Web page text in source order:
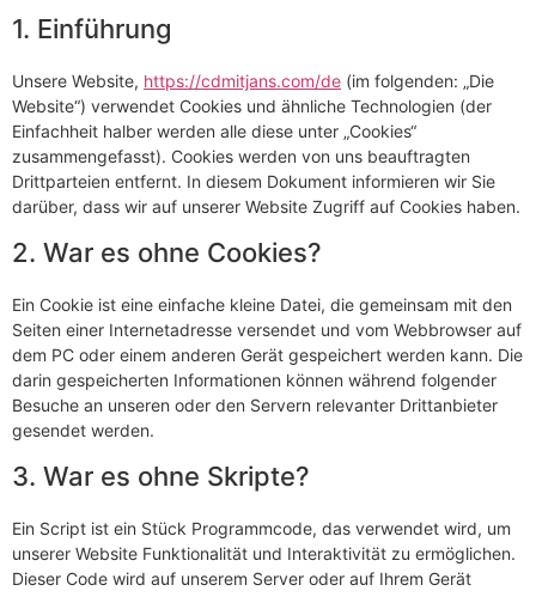
1. Einführung
Unsere Website, https://cdmitjans.com/de (im folgenden: „Die
Website“) verwendet Cookies und ähnliche Technologien (der
Einfachheit halber werden alle diese unter „Cookies“
zusammengefasst). Cookies werden von uns beauftragten
Drittparteien entfernt. In diesem Dokument informieren wir Sie
darüber, dass wir auf unserer Website Zugriff auf Cookies haben.
2. War es ohne Cookies?
Ein Cookie ist eine einfache kleine Datei, die gemeinsam mit den
Seiten einer Internetadresse versendet und vom Webbrowser auf
dem PC oder einem anderen Gerät gespeichert werden kann. Die
darin gespeicherten Informationen können während folgender
Besuche an unseren oder den Servern relevanter Drittanbieter
gesendet werden.
3. War es ohne Skripte?
Ein Script ist ein Stück Programmcode, das verwendet wird, um
unserer Website Funktionalität und Interaktivität zu ermöglichen.
Dieser Code wird auf unserem Server oder auf Ihrem Gerät